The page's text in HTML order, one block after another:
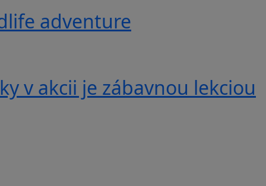
adventure
v akcii je zábavnou lekciou